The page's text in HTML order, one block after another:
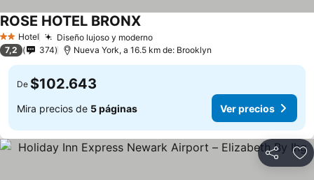
2 Estrellas
Hotel Diseño lujoso y moderno
ROSE HOTEL BRONX
7,2 374 Nueva York, a 16.5 km de: Brooklyn
De $102.643
Mira precios de 5 páginas Ver precios
Compartir